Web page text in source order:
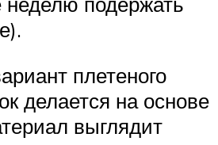
плетеного
делается на основе
выглядит